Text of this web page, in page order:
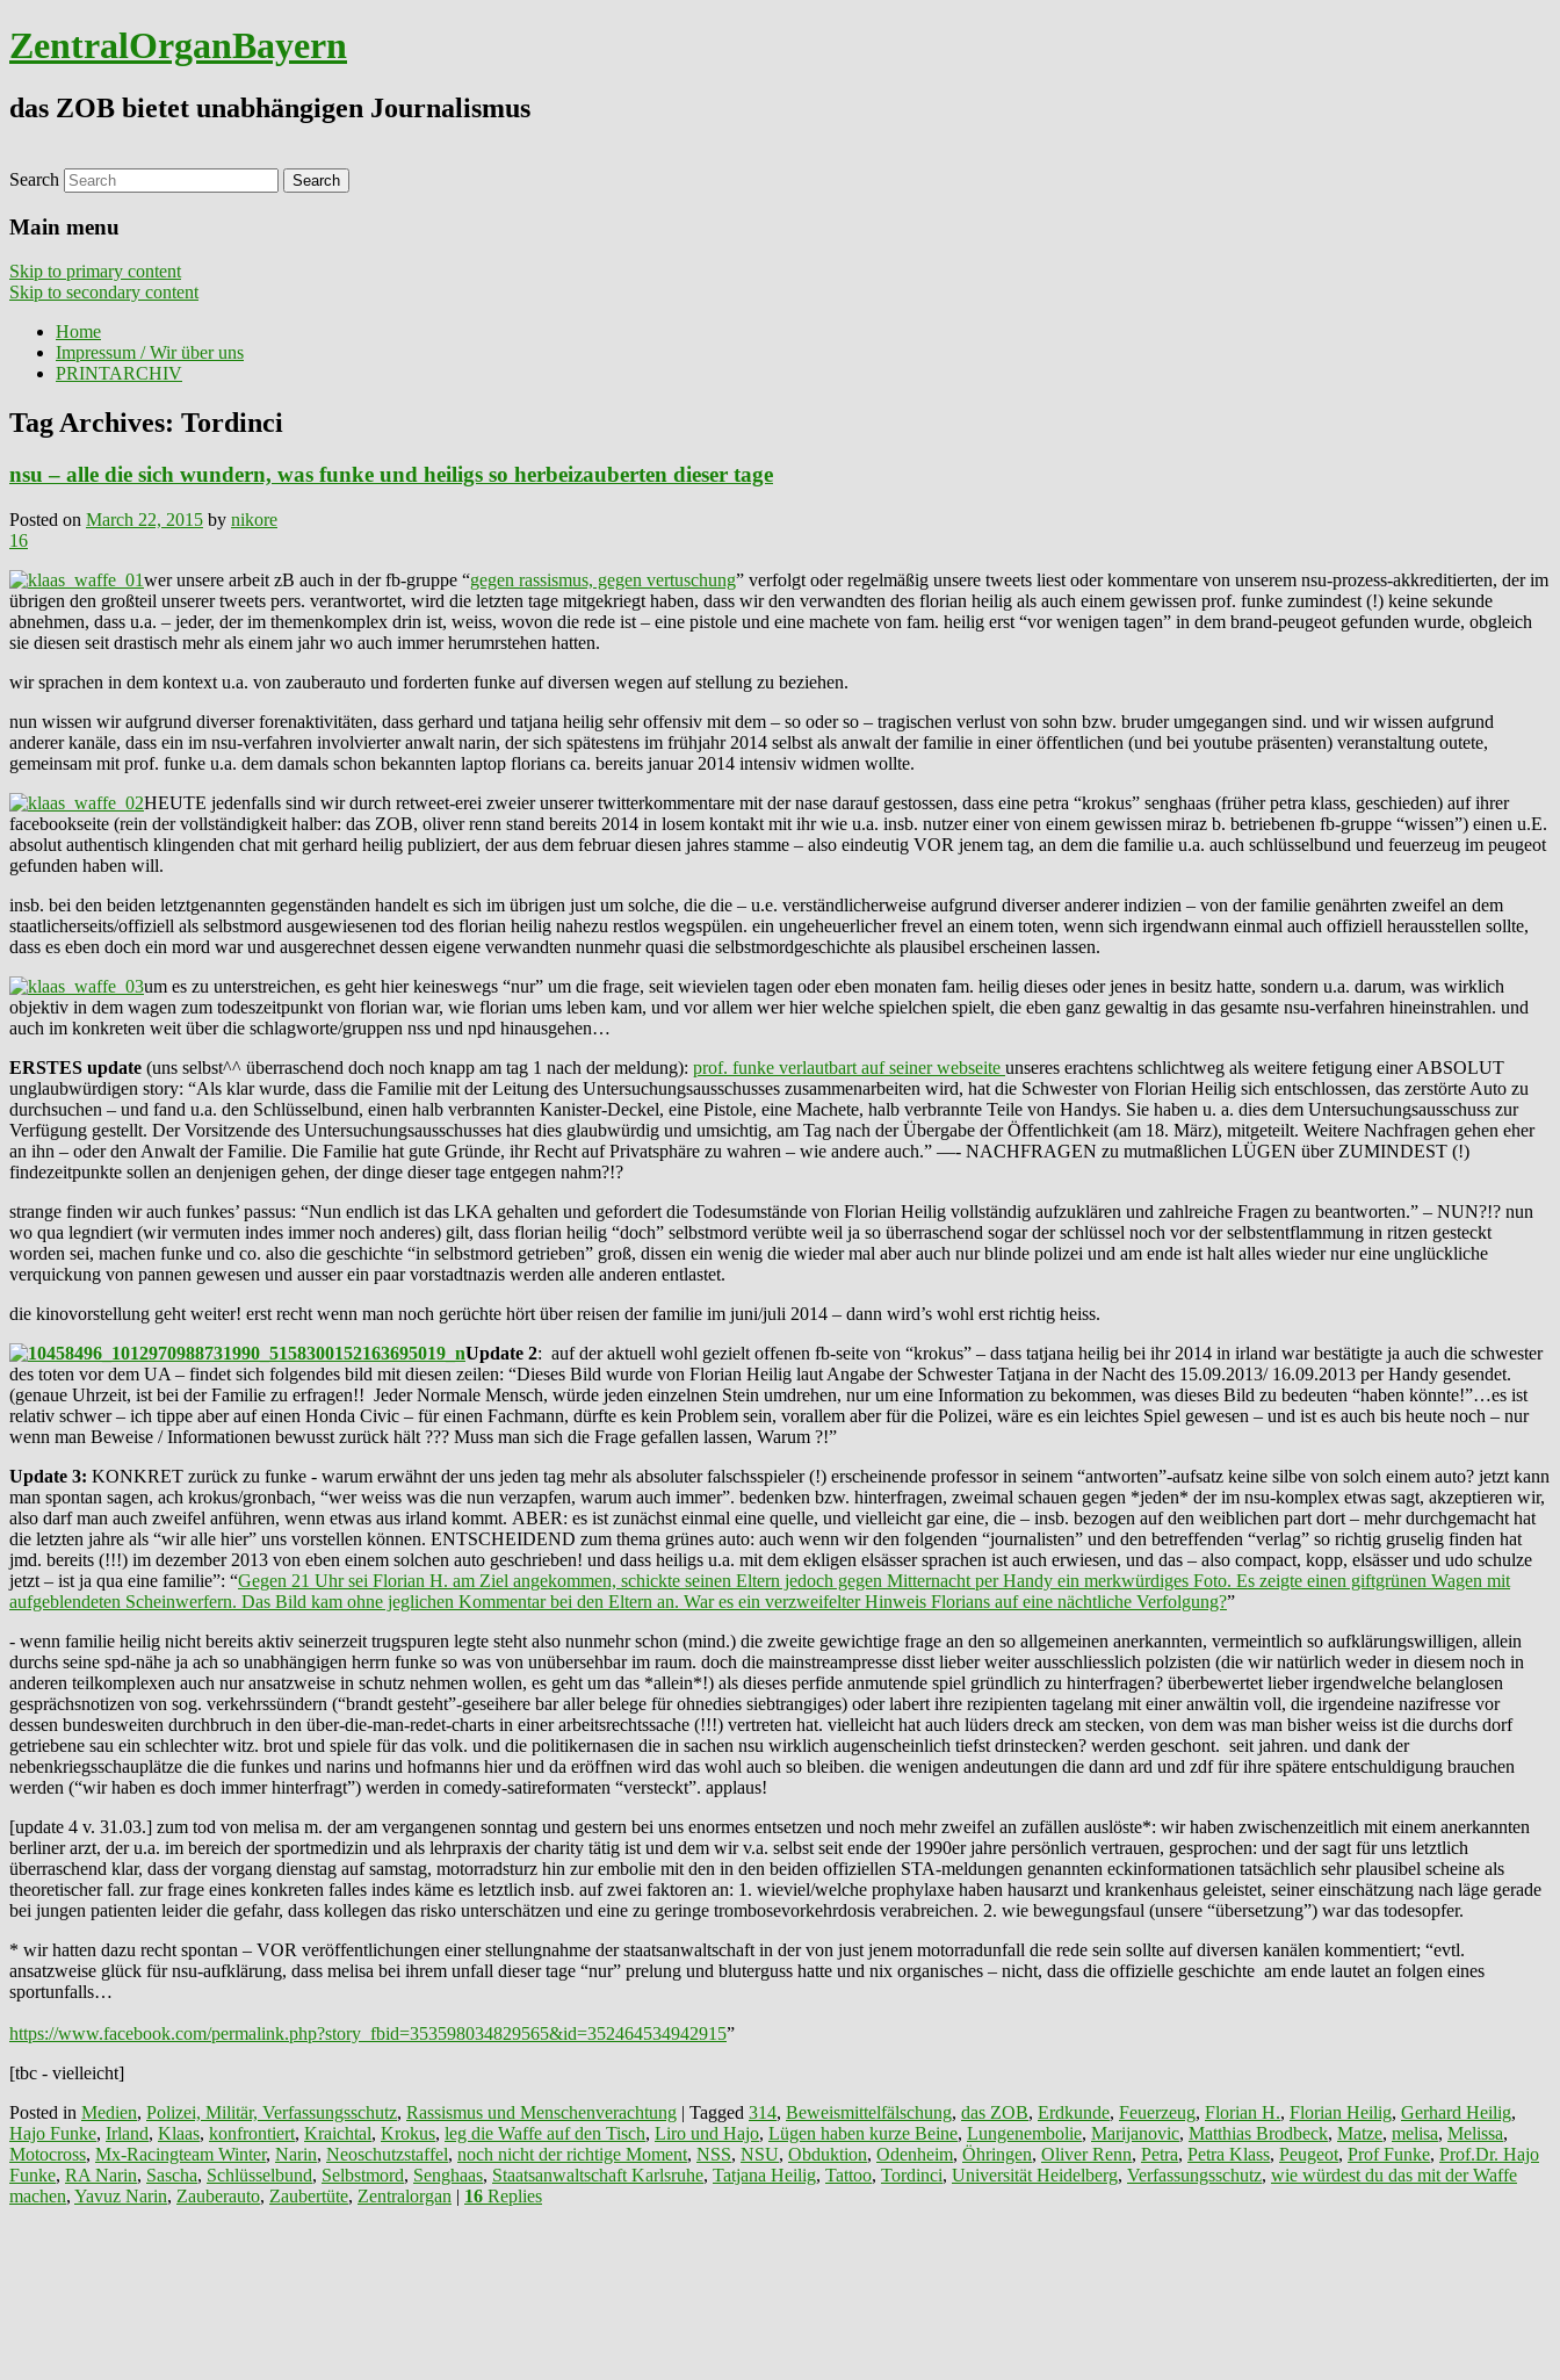
ZentralOrganBayern
das ZOB bietet unabhängigen Journalismus
Search
Main menu
Skip to primary content
Skip to secondary content
Home
Impressum / Wir über uns
PRINTARCHIV
Tag Archives: Tordinci
nsu – alle die sich wundern, was funke und heiligs so herbeizauberten dieser tage
Posted on March 22, 2015 by nikore
16
wer unsere arbeit zB auch in der fb-gruppe “gegen rassismus, gegen vertuschung” verfolgt oder regelmäßig unsere tweets liest oder kommentare von unserem nsu-prozess-akkreditierten, der im
übrigen den großteil unserer tweets pers. verantwortet, wird die letzten tage mitgekriegt haben, dass wir den verwandten des florian heilig als auch einem gewissen prof. funke zumindest (!) keine sekunde
abnehmen, dass u.a. – jeder, der im themenkomplex drin ist, weiss, wovon die rede ist – eine pistole und eine machete von fam. heilig erst “vor wenigen tagen” in dem brand-peugeot gefunden wurde, obgleich
sie diesen seit drastisch mehr als einem jahr wo auch immer herumrstehen hatten.
wir sprachen in dem kontext u.a. von zauberauto und forderten funke auf diversen wegen auf stellung zu beziehen.
nun wissen wir aufgrund diverser forenaktivitäten, dass gerhard und tatjana heilig sehr offensiv mit dem – so oder so – tragischen verlust von sohn bzw. bruder umgegangen sind. und wir wissen aufgrund
anderer kanäle, dass ein im nsu-verfahren involvierter anwalt narin, der sich spätestens im frühjahr 2014 selbst als anwalt der familie in einer öffentlichen (und bei youtube präsenten) veranstaltung outete,
gemeinsam mit prof. funke u.a. dem damals schon bekannten laptop florians ca. bereits januar 2014 intensiv widmen wollte.
HEUTE jedenfalls sind wir durch retweet-erei zweier unserer twitterkommentare mit der nase darauf gestossen, dass eine petra “krokus” senghaas (früher petra klass, geschieden) auf ihrer
facebookseite (rein der vollständigkeit halber: das ZOB, oliver renn stand bereits 2014 in losem kontakt mit ihr wie u.a. insb. nutzer einer von einem gewissen miraz b. betriebenen fb-gruppe “wissen”) einen u.E.
absolut authentisch klingenden chat mit gerhard heilig publiziert, der aus dem februar diesen jahres stamme – also eindeutig VOR jenem tag, an dem die familie u.a. auch schlüsselbund und feuerzeug im peugeot
gefunden haben will.
insb. bei den beiden letztgenannten gegenständen handelt es sich im übrigen just um solche, die die – u.e. verständlicherweise aufgrund diverser anderer indizien – von der familie genährten zweifel an dem
staatlicherseits/offiziell als selbstmord ausgewiesenen tod des florian heilig nahezu restlos wegspülen. ein ungeheuerlicher frevel an einem toten, wenn sich irgendwann einmal auch offiziell herausstellen sollte,
dass es eben doch ein mord war und ausgerechnet dessen eigene verwandten nunmehr quasi die selbstmordgeschichte als plausibel erscheinen lassen.
um es zu unterstreichen, es geht hier keineswegs “nur” um die frage, seit wievielen tagen oder eben monaten fam. heilig dieses oder jenes in besitz hatte, sondern u.a. darum, was wirklich
objektiv in dem wagen zum todeszeitpunkt von florian war, wie florian ums leben kam, und vor allem wer hier welche spielchen spielt, die eben ganz gewaltig in das gesamte nsu-verfahren hineinstrahlen. und
auch im konkreten weit über die schlagworte/gruppen nss und npd hinausgehen…
ERSTES update (uns selbst^^ überraschend doch noch knapp am tag 1 nach der meldung): prof. funke verlautbart auf seiner webseite unseres erachtens schlichtweg als weitere fetigung einer ABSOLUT
unglaubwürdigen story: “Als klar wurde, dass die Familie mit der Leitung des Untersuchungsausschusses zusammenarbeiten wird, hat die Schwester von Florian Heilig sich entschlossen, das zerstörte Auto zu
durchsuchen – und fand u.a. den Schlüsselbund, einen halb verbrannten Kanister-Deckel, eine Pistole, eine Machete, halb verbrannte Teile von Handys. Sie haben u. a. dies dem Untersuchungsausschuss zur
Verfügung gestellt. Der Vorsitzende des Untersuchungsausschusses hat dies glaubwürdig und umsichtig, am Tag nach der Übergabe der Öffentlichkeit (am 18. März), mitgeteilt. Weitere Nachfragen gehen eher
an ihn – oder den Anwalt der Familie. Die Familie hat gute Gründe, ihr Recht auf Privatsphäre zu wahren – wie andere auch.” —- NACHFRAGEN zu mutmaßlichen LÜGEN über ZUMINDEST (!)
findezeitpunkte sollen an denjenigen gehen, der dinge dieser tage entgegen nahm?!?
strange finden wir auch funkes’ passus: “Nun endlich ist das LKA gehalten und gefordert die Todesumstände von Florian Heilig vollständig aufzuklären und zahlreiche Fragen zu beantworten.” – NUN?!? nun
wo qua legndiert (wir vermuten indes immer noch anderes) gilt, dass florian heilig “doch” selbstmord verübte weil ja so überraschend sogar der schlüssel noch vor der selbstentflammung in ritzen gesteckt
worden sei, machen funke und co. also die geschichte “in selbstmord getrieben” groß, dissen ein wenig die wieder mal aber auch nur blinde polizei und am ende ist halt alles wieder nur eine unglückliche
verquickung von pannen gewesen und ausser ein paar vorstadtnazis werden alle anderen entlastet.
die kinovorstellung geht weiter! erst recht wenn man noch gerüchte hört über reisen der familie im juni/juli 2014 – dann wird’s wohl erst richtig heiss.
Update 2: auf der aktuell wohl gezielt offenen fb-seite von “krokus” – dass tatjana heilig bei ihr 2014 in irland war bestätigte ja auch die schwester
des toten vor dem UA – findet sich folgendes bild mit diesen zeilen: “Dieses Bild wurde von Florian Heilig laut Angabe der Schwester Tatjana in der Nacht des 15.09.2013/ 16.09.2013 per Handy gesendet.
(genaue Uhrzeit, ist bei der Familie zu erfragen!! Jeder Normale Mensch, würde jeden einzelnen Stein umdrehen, nur um eine Information zu bekommen, was dieses Bild zu bedeuten “haben könnte!”…es ist
relativ schwer – ich tippe aber auf einen Honda Civic – für einen Fachmann, dürfte es kein Problem sein, vorallem aber für die Polizei, wäre es ein leichtes Spiel gewesen – und ist es auch bis heute noch – nur
wenn man Beweise / Informationen bewusst zurück hält ??? Muss man sich die Frage gefallen lassen, Warum ?!”
Update 3: KONKRET zurück zu funke - warum erwähnt der uns jeden tag mehr als absoluter falschsspieler (!) erscheinende professor in seinem “antworten”-aufsatz keine silbe von solch einem auto? jetzt kann
man spontan sagen, ach krokus/gronbach, “wer weiss was die nun verzapfen, warum auch immer”. bedenken bzw. hinterfragen, zweimal schauen gegen *jeden* der im nsu-komplex etwas sagt, akzeptieren wir,
also darf man auch zweifel anführen, wenn etwas aus irland kommt. ABER: es ist zunächst einmal eine quelle, und vielleicht gar eine, die – insb. bezogen auf den weiblichen part dort – mehr durchgemacht hat
die letzten jahre als “wir alle hier” uns vorstellen können. ENTSCHEIDEND zum thema grünes auto: auch wenn wir den folgenden “journalisten” und den betreffenden “verlag” so richtig gruselig finden hat
jmd. bereits (!!!) im dezember 2013 von eben einem solchen auto geschrieben! und dass heiligs u.a. mit dem ekligen elsässer sprachen ist auch erwiesen, und das – also compact, kopp, elsässer und udo schulze
jetzt – ist ja qua eine familie”: “Gegen 21 Uhr sei Florian H. am Ziel angekommen, schickte seinen Eltern jedoch gegen Mitternacht per Handy ein merkwürdiges Foto. Es zeigte einen giftgrünen Wagen mit
aufgeblendeten Scheinwerfern. Das Bild kam ohne jeglichen Kommentar bei den Eltern an. War es ein verzweifelter Hinweis Florians auf eine nächtliche Verfolgung?”
- wenn familie heilig nicht bereits aktiv seinerzeit trugspuren legte steht also nunmehr schon (mind.) die zweite gewichtige frage an den so allgemeinen anerkannten, vermeintlich so aufklärungswilligen, allein
durchs seine spd-nähe ja ach so unabhängigen herrn funke so was von unübersehbar im raum. doch die mainstreampresse disst lieber weiter ausschliesslich polzisten (die wir natürlich weder in diesem noch in
anderen teilkomplexen auch nur ansatzweise in schutz nehmen wollen, es geht um das *allein*!) als dieses perfide anmutende spiel gründlich zu hinterfragen? überbewertet lieber irgendwelche belanglosen
gesprächsnotizen von sog. verkehrssündern (“brandt gesteht”-geseihere bar aller belege für ohnedies siebtrangiges) oder labert ihre rezipienten tagelang mit einer anwältin voll, die irgendeine nazifresse vor
dessen bundesweiten durchbruch in den über-die-man-redet-charts in einer arbeitsrechtssache (!!!) vertreten hat. vielleicht hat auch lüders dreck am stecken, von dem was man bisher weiss ist die durchs dorf
getriebene sau ein schlechter witz. brot und spiele für das volk. und die politikernasen die in sachen nsu wirklich augenscheinlich tiefst drinstecken? werden geschont. seit jahren. und dank der
nebenkriegsschauplätze die die funkes und narins und hofmanns hier und da eröffnen wird das wohl auch so bleiben. die wenigen andeutungen die dann ard und zdf für ihre spätere entschuldigung brauchen
werden (“wir haben es doch immer hinterfragt”) werden in comedy-satireformaten “versteckt”. applaus!
[update 4 v. 31.03.] zum tod von melisa m. der am vergangenen sonntag und gestern bei uns enormes entsetzen und noch mehr zweifel an zufällen auslöste*: wir haben zwischenzeitlich mit einem anerkannten
berliner arzt, der u.a. im bereich der sportmedizin und als lehrpraxis der charity tätig ist und dem wir v.a. selbst seit ende der 1990er jahre persönlich vertrauen, gesprochen: und der sagt für uns letztlich
überraschend klar, dass der vorgang dienstag auf samstag, motorradsturz hin zur embolie mit den in den beiden offiziellen STA-meldungen genannten eckinformationen tatsächlich sehr plausibel scheine als
theoretischer fall. zur frage eines konkreten falles indes käme es letztlich insb. auf zwei faktoren an: 1. wieviel/welche prophylaxe haben hausarzt und krankenhaus geleistet, seiner einschätzung nach läge gerade
bei jungen patienten leider die gefahr, dass kollegen das risko unterschätzen und eine zu geringe trombosevorkehrdosis verabreichen. 2. wie bewegungsfaul (unsere “übersetzung”) war das todesopfer.
* wir hatten dazu recht spontan – VOR veröffentlichungen einer stellungnahme der staatsanwaltschaft in der von just jenem motorradunfall die rede sein sollte auf diversen kanälen kommentiert; “evtl.
ansatzweise glück für nsu-aufklärung, dass melisa bei ihrem unfall dieser tage “nur” prelung und bluterguss hatte und nix organisches – nicht, dass die offizielle geschichte am ende lautet an folgen eines
sportunfalls…
https://www.facebook.com/permalink.php?story_fbid=353598034829565&id=352464534942915”
[tbc - vielleicht]
Posted in Medien, Polizei, Militär, Verfassungsschutz, Rassismus und Menschenverachtung | Tagged 314, Beweismittelfälschung, das ZOB, Erdkunde, Feuerzeug, Florian H., Florian Heilig, Gerhard Heilig,
Hajo Funke, Irland, Klaas, konfrontiert, Kraichtal, Krokus, leg die Waffe auf den Tisch, Liro und Hajo, Lügen haben kurze Beine, Lungenembolie, Marijanovic, Matthias Brodbeck, Matze, melisa, Melissa,
Motocross, Mx-Racingteam Winter, Narin, Neoschutzstaffel, noch nicht der richtige Moment, NSS, NSU, Obduktion, Odenheim, Öhringen, Oliver Renn, Petra, Petra Klass, Peugeot, Prof Funke, Prof.Dr. Hajo
Funke, RA Narin, Sascha, Schlüsselbund, Selbstmord, Senghaas, Staatsanwaltschaft Karlsruhe, Tatjana Heilig, Tattoo, Tordinci, Universität Heidelberg, Verfassungsschutz, wie würdest du das mit der Waffe
machen, Yavuz Narin, Zauberauto, Zaubertüte, Zentralorgan | 16 Replies